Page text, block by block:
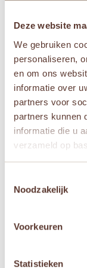
Deze website
We gebruiken
personaliseren,
en om ons
informatie over
partners voor
partners kunnen
informatie die u
verzameld op
Noodzakelijk
Voorkeuren
Statistieken
Naam*
E-mail*
Mijn naam,
browser